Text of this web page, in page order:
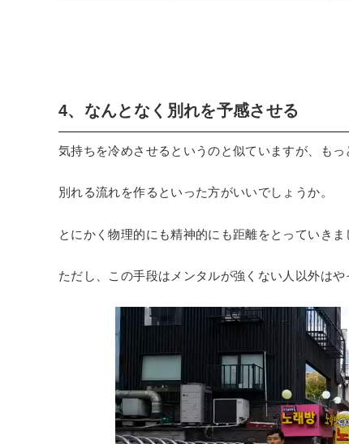
4、なんとなく別れを予感させる
気持ちを冷めさせるというのと似ていますが、も
別れる流れを作るといった方がいいでしょうか。
とにかく物理的にも精神的にも距離をとっていきま
ただし、この手段はメンタルが強くない人以外はや